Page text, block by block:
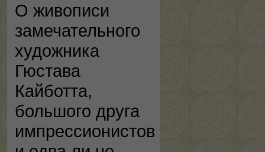
О живописи
замечательного
художника
Гюстава
Кайботта,
большого друга
импрессионистов